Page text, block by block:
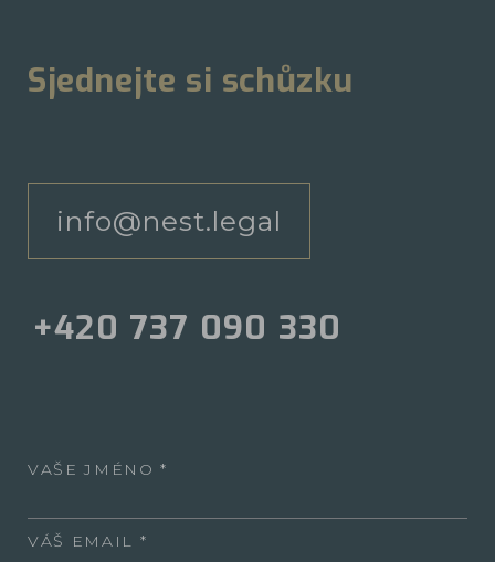
Sjednejte si schůzku
info@nest.legal
+420 737 090 330
VAŠE JMÉNO
VÁŠ EMAIL